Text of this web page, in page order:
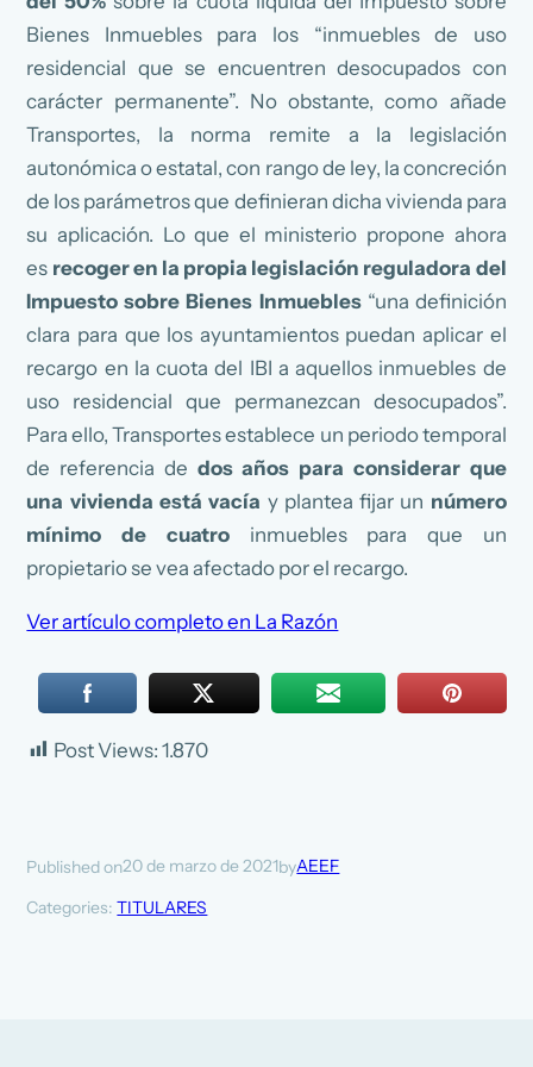
Bienes Inmuebles para los “inmuebles de uso
residencial que se encuentren desocupados con
carácter permanente”. No obstante, como añade
Transportes, la norma remite a la legislación
autonómica o estatal, con rango de ley, la concreción
de los parámetros que definieran dicha vivienda para
su aplicación. Lo que el ministerio propone ahora
es recoger en la propia legislación reguladora del
Impuesto sobre Bienes Inmuebles“una definición
clara para que los ayuntamientos puedan aplicar el
recargo en la cuota del IBI a aquellos inmuebles de
uso residencial que permanezcan desocupados”.
Para ello, Transportes establece un periodo temporal
de referencia de dos años para considerar que
una vivienda está vacía y plantea fijar un número
mínimo de cuatroinmuebles para que un
propietario se vea afectado por el recargo.
Ver artículo completo en La Razón
Post Views: 1.870
Published on20 de marzo de 2021byAEEF
Categories:TITULARES